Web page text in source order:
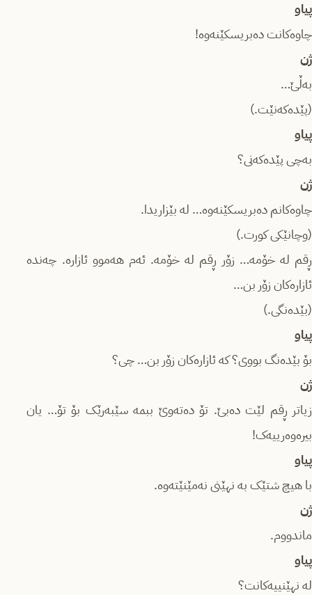
پیاو
چاوەکانت دەبریسکێنەوە!
ژن
بەڵێ…
(پێدەکەنێت.)
پیاو
بەچی پێدەکەنی؟
ژن
چاوەکانم دەبریسکێنەوە… لە بێزاریدا.
(وچانێکی کورت.)
ڕقم لە خۆمە… زۆر ڕقم لە خۆمە. ئەم هەموو ئازارە. چەندە
ئازارەکان زۆر بن…
(بێدەنگی.)
پیاو
بۆ بێدەنگ بووی؟ کە ئازارەکان زۆر بن… چی؟
ژن
زیاتر ڕقم لێت دەبێ. تۆ دەتەوێ ببمە سێبەرێک بۆ تۆ… یان
بیرەوەرییەک!
پیاو
با هیچ شتێک بە نهێنی نەمێنێتەوە.
ژن
ماندووم.
پیاو
لە نهێنییەکانت؟